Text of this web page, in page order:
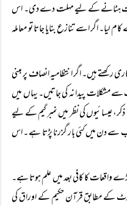
ہٹانے کے لیے مہلت دے دی۔ اس
لیا۔ اگر اسے تنازع بنایا جاتا تو معاملہ
رکھتے ہیں۔ اگر انتظامیہ انصاف پر مبنی
سے مشکلات پیدا نہ کی جاتیں۔ یہاں میں
عیسائیوں کی نظر میں نمبر گیم کے لیے
سے دن میں کئی بار گزرنا پڑتا ہے ۔ اس
واقعات کا کافی بعد میں علم ہوتا ہے۔
کے مطابق قرآن حکیم کے اوراق کی